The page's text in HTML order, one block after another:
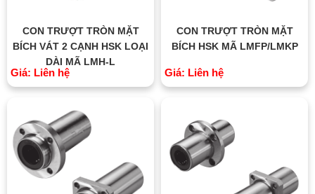
CON TRƯỢT TRÒN MẶT
BÍCH VÁT 2 CẠNH HSK LOẠI
DÀI MÃ LMH-L
Giá: Liên hệ
CON TRƯỢT TRÒN MẶT
BÍCH HSK MÃ LMFP/LMKP
Giá: Liên hệ